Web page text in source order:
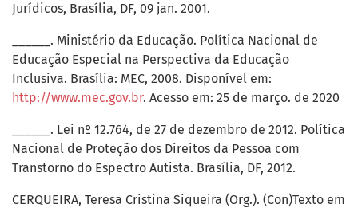
Jurídicos, Brasília, DF, 09 jan. 2001.
______. Ministério da Educação. Política Nacional de
Educação Especial na Perspectiva da Educação
Inclusiva. Brasília: MEC, 2008. Disponível em:
http://www.mec.gov.br. Acesso em: 25 de março. de 2020
______. Lei nº 12.764, de 27 de dezembro de 2012. Política
Nacional de Proteção dos Direitos da Pessoa com
Transtorno do Espectro Autista. Brasília, DF, 2012.
CERQUEIRA, Teresa Cristina Siqueira (Org.). (Con)Texto em